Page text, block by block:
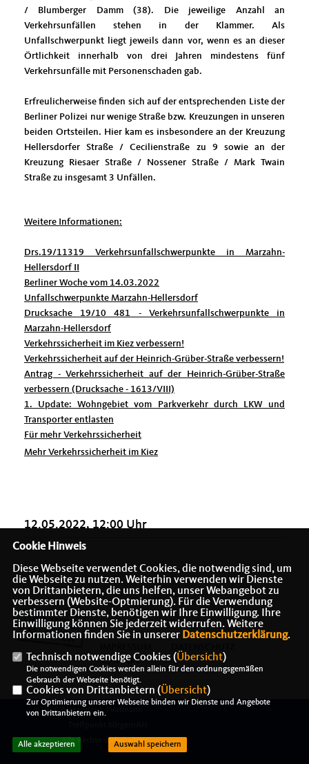
/ Blumberger Damm (38). Die jeweilige Anzahl an
Verkehrsunfällen stehen in der Klammer. Als
Unfallschwerpunkt liegt jeweils dann vor, wenn es an dieser
Örtlichkeit innerhalb von drei Jahren mindestens fünf
Verkehrsunfälle mit Personenschaden gab.
Erfreulicherweise finden sich auf der entsprechenden Liste der
Berliner Polizei nur wenige Straße bzw. Kreuzungen in unseren
beiden Ortsteilen. Hier kam es insbesondere an der Kreuzung
Hellersdorfer Straße / Cecilienstraße zu 9 sowie an der
Kreuzung Riesaer Straße / Nossener Straße / Mark Twain
Straße zu insgesamt 3 Unfällen.
Weitere Informationen:
Drs.19/11319 Verkehrsunfallschwerpunkte in Marzahn-
Hellersdorf II
Berliner Woche vom 14.03.2022
Unfallschwerpunkte Marzahn-Hellersdorf
Drucksache 19/10 481 - Verkehrsunfallschwerpunkte in
Marzahn-Hellersdorf
Verkehrssicherheit im Kiez verbessern!
Verkehrssicherheit auf der Heinrich-Grüber-Straße verbessern!
Antrag - Verkehrssicherheit auf der Heinrich-Grüber-Straße
verbessern (Drucksache - 1613/VIII)
1. Update: Wohngebiet vom Parkverkehr durch LKW und
Transporter entlasten
Für mehr Verkehrssicherheit
Mehr Verkehrssicherheit im Kiez
12.05.2022, 12:00 Uhr
KONTAKT
@2026 Alexander J. Herrmann -
Alle Rechte vorbehalten.
Cookie Hinweis
Diese Webseite verwendet Cookies, die notwendig sind, um
die Webseite zu nutzen. Weiterhin verwenden wir Dienste
von Drittanbietern, die uns helfen, unser Webangebot zu
verbessern (Website-Optmierung). Für die Verwendung
bestimmter Dienste, benötigen wir Ihre Einwilligung. Ihre
Einwilligung können Sie jederzeit widerrufen. Weitere
Informationen finden Sie in unserer Datenschutzerklärung.
Technisch notwendige Cookies (Übersicht)
Die notwendigen Cookies werden allein für den ordnungsgemäßen
Gebrauch der Webseite benötigt.
Cookies von Drittanbietern (Übersicht)
Zur Optimierung unserer Webseite binden wir Dienste und Angebote
von Drittanbietern ein.
Alle akzeptieren Auswahl speichern